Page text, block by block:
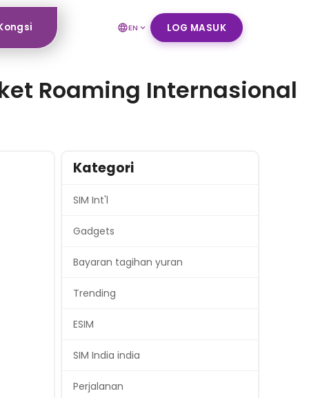
EN LOG MASUK
Roaming Internasional
Kategori
SIM Int'l
Gadgets
Bayaran tagihan yuran
Trending
ESIM
SIM India india
Perjalanan